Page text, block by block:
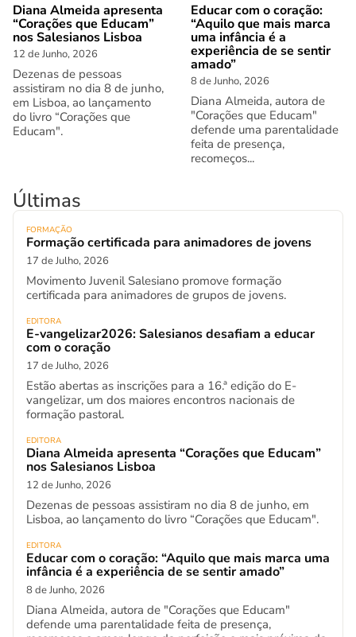
Diana Almeida apresenta
“Corações que Educam”
nos Salesianos Lisboa
12 de Junho, 2026
Dezenas de pessoas
assistiram no dia 8 de junho,
em Lisboa, ao lançamento
do livro “Corações que
Educam".
Educar com o coração:
“Aquilo que mais marca
uma infância é a
experiência de se sentir
amado”
8 de Junho, 2026
Diana Almeida, autora de
"Corações que Educam"
defende uma parentalidade
feita de presença,
recomeços...
Últimas
FORMAÇÃO
Formação certificada para animadores de jovens
17 de Julho, 2026
Movimento Juvenil Salesiano promove formação
certificada para animadores de grupos de jovens.
EDITORA
E-vangelizar2026: Salesianos desafiam a educar
com o coração
17 de Julho, 2026
Estão abertas as inscrições para a 16.ª edição do E-
vangelizar, um dos maiores encontros nacionais de
formação pastoral.
EDITORA
Diana Almeida apresenta “Corações que Educam”
nos Salesianos Lisboa
12 de Junho, 2026
Dezenas de pessoas assistiram no dia 8 de junho, em
Lisboa, ao lançamento do livro “Corações que Educam".
EDITORA
Educar com o coração: “Aquilo que mais marca uma
infância é a experiência de se sentir amado”
8 de Junho, 2026
Diana Almeida, autora de "Corações que Educam"
defende uma parentalidade feita de presença,